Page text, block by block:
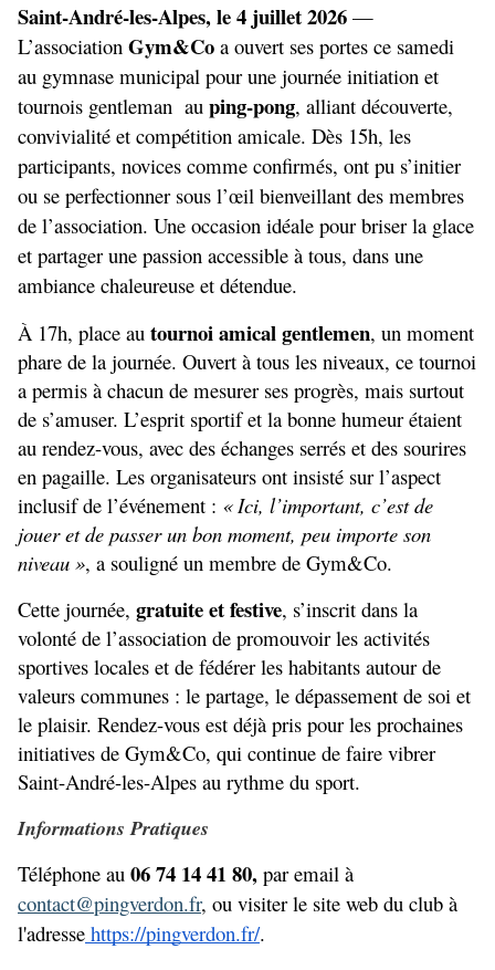
Saint-André-les-Alpes, le 4 juillet 2026 —
L’association Gym&Co a ouvert ses portes ce samedi
au gymnase municipal pour une journée initiation et
tournois gentleman  au ping-pong, alliant découverte,
convivialité et compétition amicale. Dès 15h, les
participants, novices comme confirmés, ont pu s’initier
ou se perfectionner sous l’œil bienveillant des membres
de l’association. Une occasion idéale pour briser la glace
et partager une passion accessible à tous, dans une
ambiance chaleureuse et détendue.
À 17h, place au tournoi amical gentlemen, un moment
phare de la journée. Ouvert à tous les niveaux, ce tournoi
a permis à chacun de mesurer ses progrès, mais surtout
de s’amuser. L’esprit sportif et la bonne humeur étaient
au rendez-vous, avec des échanges serrés et des sourires
en pagaille. Les organisateurs ont insisté sur l’aspect
inclusif de l’événement : « Ici, l’important, c’est de
jouer et de passer un bon moment, peu importe son
niveau », a souligné un membre de Gym&Co.
Cette journée, gratuite et festive, s’inscrit dans la
volonté de l’association de promouvoir les activités
sportives locales et de fédérer les habitants autour de
valeurs communes : le partage, le dépassement de soi et
le plaisir. Rendez-vous est déjà pris pour les prochaines
initiatives de Gym&Co, qui continue de faire vibrer
Saint-André-les-Alpes au rythme du sport.
Informations Pratiques
Téléphone au 06 74 14 41 80,
contact@pingverdon.fr, ou visiter le site web du club à
l'adresse https://pingverdon.fr/.